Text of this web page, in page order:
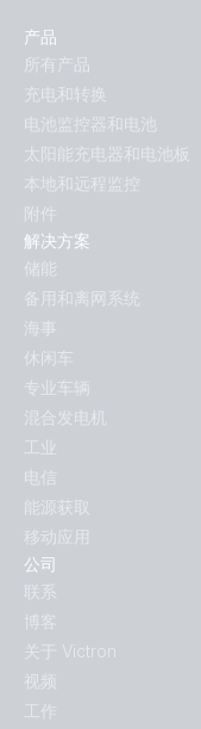
产品
所有产品
充电和转换
电池监控器和电池
太阳能充电器和电池板
本地和远程监控
附件
解决方案
储能
备用和离网系统
海事
休闲车
专业车辆
混合发电机
工业
电信
能源获取
移动应用
公司
联系
博客
关于 Victron
视频
工作